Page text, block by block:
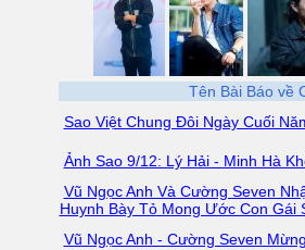
Tên Bài Báo về
Sao Việt Chung Đôi Ngày Cuối
Ảnh Sao 9/12: Lý Hải - Minh Hà
Vũ Ngọc Anh Và Cường Seven
Huynh Bày Tỏ Mong Ước Con Gái
Vũ Ngọc Anh - Cường Seven